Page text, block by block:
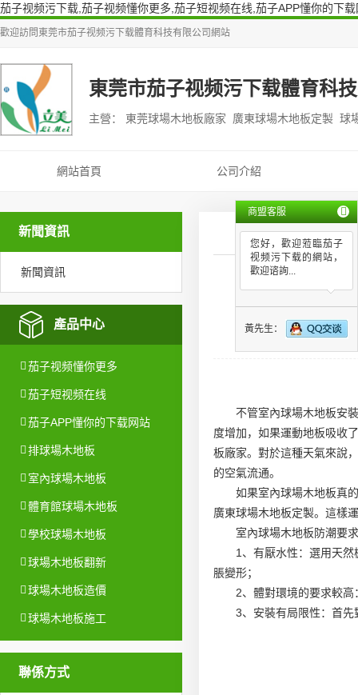
茄子视频污下载,茄子视频懂你更多,茄子短视频在线,茄子APP懂你的下载
歡迎訪問 東莞市茄子视频污下载體育科技有限公司 網站
東莞市茄子视频污下载體育科
主營： 東莞球場木地板廠家 廣東球場木地板定製 球
網站首頁 公司介紹
新聞資訊
新聞資訊
產品中心
茄子视频懂你更多
茄子短视频在线
茄子APP懂你的下载网站
排球場木地板
室內球場木地板
體育館球場木地板
學校球場木地板
球場木地板翻新
球場木地板造價
球場木地板施工
聯係方式
學
不管室內球場木地板安裝
度增加，如果運動地板吸收
板廠家。對於這種天氣來說
的空氣流通。
如果室內球場木地板真
廣東球場木地板定製。這樣
室內球場木地板防潮要
1、有厭水性：選用天
脹變形；
2、體對環境的要求較
3、安裝有局限性：首
商盟客服
您好，歡迎蒞臨茄子
视频污下载的網站，
歡迎谘詢...
黃先生：